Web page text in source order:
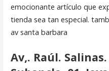
emocionante artículo que
tienda sea tan especial.
av santa barbara
Av,. Raúl.